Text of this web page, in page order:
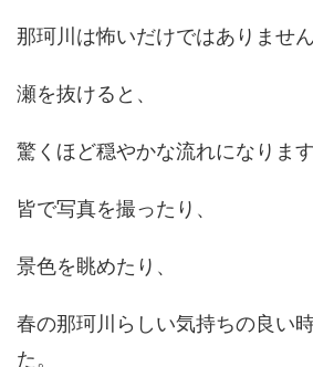
那珂川は怖いだけではありません
瀬を抜けると、
驚くほど穏やかな流れになります
皆で写真を撮ったり、
景色を眺めたり、
春の那珂川らしい気持ちの良い
た。